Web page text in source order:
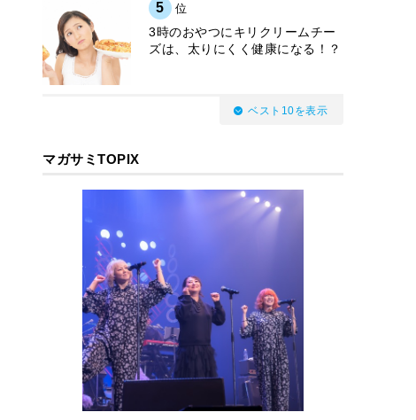
5 位
3時のおやつにキリクリームチー
ズは、太りにくく健康になる！？
ベスト10を表示
マガサミTOPIX